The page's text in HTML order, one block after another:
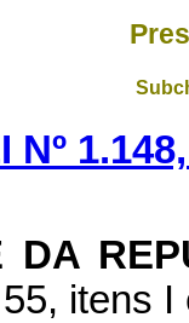
Nº
DA
itens